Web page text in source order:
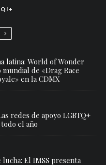
latina: World of Wonder
de «Drag Race
en la CDMX
redes de apoyo LGBTQ+
el año
lucha: El IMSS presenta